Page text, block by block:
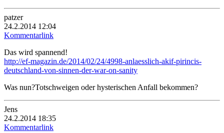
patzer
24.2.2014 12:04
Kommentarlink
Das wird spannend!
http://ef-magazin.de/2014/02/24/4998-anlaesslich-akif-pirincis-
deutschland-von-sinnen-der-war-on-sanity
Was nun?Totschweigen oder hysterischen Anfall bekommen?
Jens
24.2.2014 18:35
Kommentarlink